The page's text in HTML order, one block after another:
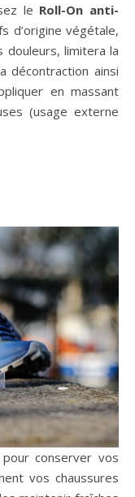
le Roll-On anti-
d’origine végétale,
douleurs, limitera la
décontraction ainsi
en massant
(usage externe
conserver vos
vos chaussures